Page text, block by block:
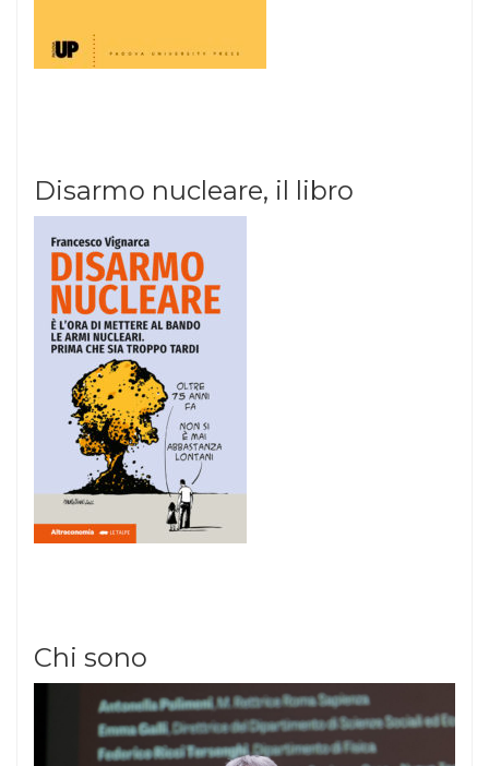
Disarmo nucleare, il libro
Chi sono